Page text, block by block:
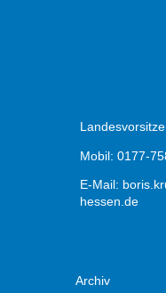
Mobil: 0177-
E-Mail:
hessen.de
Archiv